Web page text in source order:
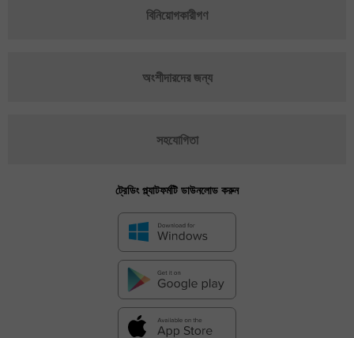
বিনিয়োগকারীগণ
অংশীদারদের জন্য
সহযোগিতা
ট্রেডিং প্ল্যাটফর্মটি ডাউনলোড করুন